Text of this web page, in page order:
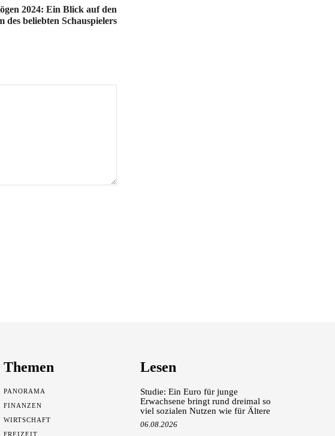
2024: Ein Blick auf den
des beliebten Schauspielers
Themen
PANORAMA
FINANZEN
WIRTSCHAFT
FREIZEIT
Lesen
Studie: Ein Euro für junge
Erwachsene bringt rund dreimal so
viel sozialen Nutzen wie für Ältere
06.08.2026